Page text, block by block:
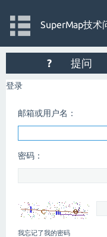
SuperMap技术
? 提问
登录
邮箱或用户名：
密码：
我忘记了我的密码